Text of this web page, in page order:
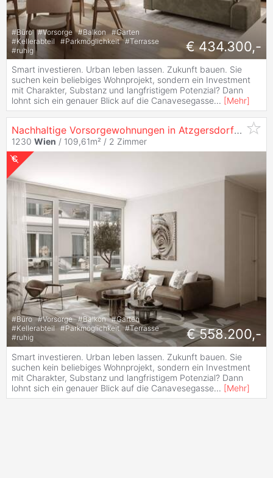
#Büro #Vorsorge #Balkon #Garten
#Kellerabteil #Parkmöglichkeit #Terrasse
#ruhig € 434.300,-
Smart investieren. Urban leben lassen. Zukunft bauen. Sie
suchen kein beliebiges Wohnprojekt, sondern ein Investment
mit Charakter, Substanz und langfristigem Potenzial? Dann
lohnt sich ein genauer Blick auf die Canavesegasse... [Mehr]
Nachhaltige Vorsorgewohnungen in Atzgersdorfkaufen
1230 Wien / 109,61m² / 2 Zimmer
#Büro #Vorsorge #Balkon #Garten
#Kellerabteil #Parkmöglichkeit #Terrasse
#ruhig € 558.200,-
Smart investieren. Urban leben lassen. Zukunft bauen. Sie
suchen kein beliebiges Wohnprojekt, sondern ein Investment
mit Charakter, Substanz und langfristigem Potenzial? Dann
lohnt sich ein genauer Blick auf die Canavesegasse... [Mehr]